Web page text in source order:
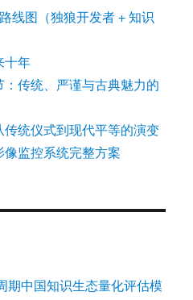
线图（独狼开发者 + 知识
十年
传统、严谨与古典魅力的
统仪式到现代平等的演变
监控系统完整方案
期中国知识生态量化评估模